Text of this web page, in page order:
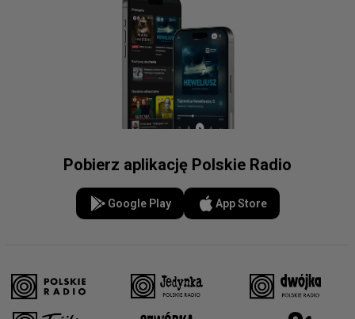
Pobierz aplikację Polskie Radio
Google Play App Store